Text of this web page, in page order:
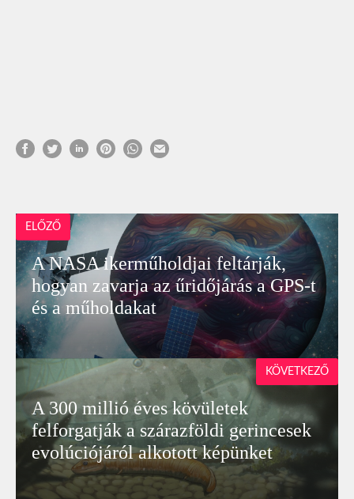
ELŐZŐ
A NASA ikerműholdjai feltárják,
hogyan zavarja az űridőjárás a GPS-t
és a műholdakat
A 300 millió éves kövületek
felforgatják a szárazföldi gerincesek
evolúciójáról alkotott képünket
KÖVETKEZŐ